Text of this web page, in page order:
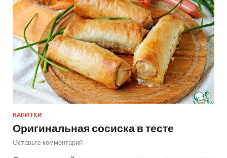
НАПИТКИ
Оригинальная сосиска в тесте
Оставьте комментарий